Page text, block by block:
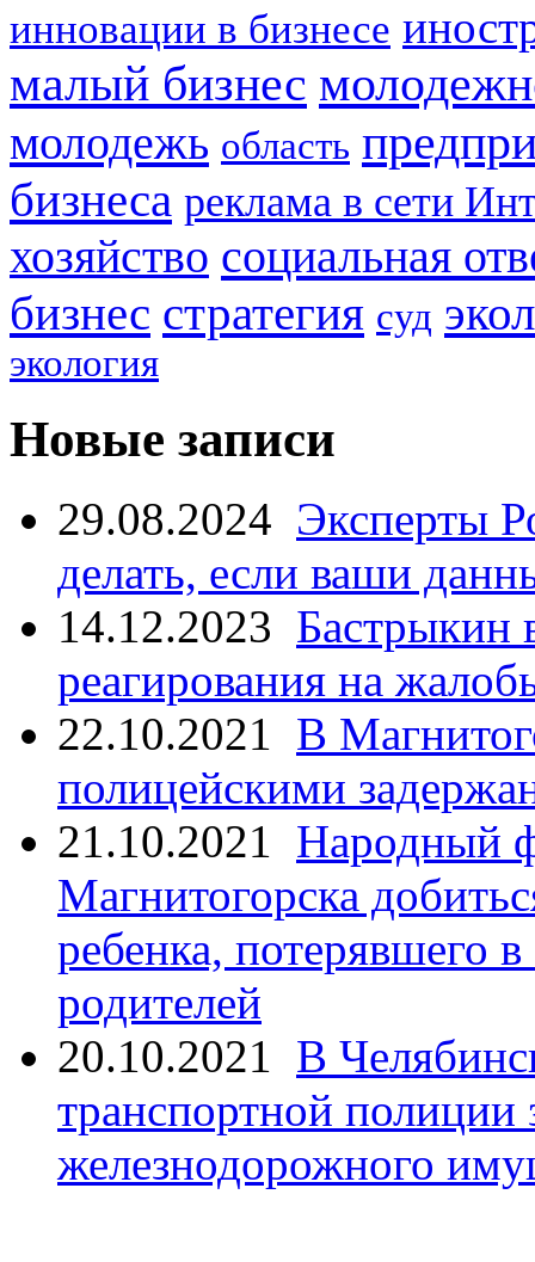
инновации в бизнесе
малый бизнес
молодежь область
бизнеса реклама в сети
хозяйство социальная
бизнес стратегия суд
экология
Новые записи
29.08.2024 Эксперты
делать, если ваши
14.12.2023 Бастрыкин
реагирования на
22.10.2021 В
полицейскими
21.10.2021 Народный
Магнитогорска
ребенка, потерявшего
родителей
20.10.2021 В
транспортной
железнодорожного